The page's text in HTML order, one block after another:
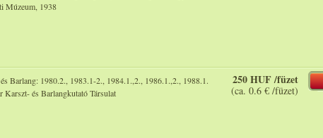
Múzeum, 1938
Barlang: 1980.2., 1983.1-2., 1984.1.,2., 1986.1.,2., 1988.1.
Karszt- és Barlangkutató Társulat
250 HUF /füzet
(ca. 0.6 € /füzet)